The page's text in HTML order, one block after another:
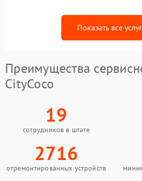
Показать все
Преимущества
CityCoco
19
сотрудников в штате
2716
отремонтированных устройств